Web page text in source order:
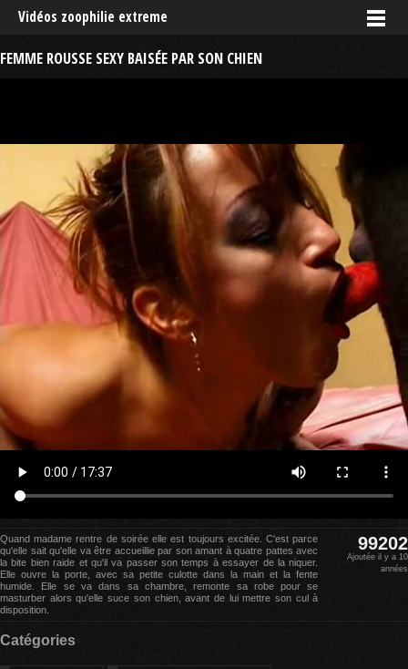
Vidéos zoophilie extreme
FEMME ROUSSE SEXY BAISÉE PAR SON CHIEN
Quand madame rentre de soirée elle est toujours excitée. C'est parce
qu'elle sait qu'elle va être accueillie par son amant à quatre pattes avec
la bite bien raide et qu'il va passer son temps à essayer de la niquer.
Elle ouvre la porte, avec sa petite culotte dans la main et la fente
humide. Elle se va dans sa chambre, remonte sa robe pour se
masturber alors qu'elle suce son chien, avant de lui mettre son cul à
disposition.
99202
Ajoutée il y a 10
années
Catégories